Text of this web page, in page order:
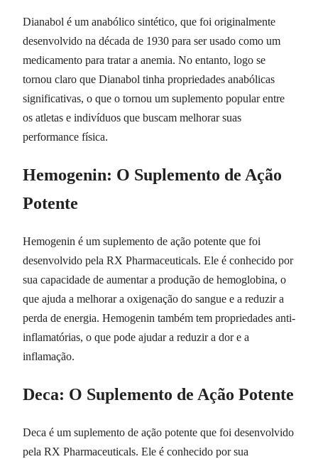
Dianabol é um anabólico sintético, que foi originalmente
desenvolvido na década de 1930 para ser usado como um
medicamento para tratar a anemia. No entanto, logo se
tornou claro que Dianabol tinha propriedades anabólicas
significativas, o que o tornou um suplemento popular entre
os atletas e indivíduos que buscam melhorar suas
performance física.
Hemogenin: O Suplemento de Ação
Potente
Hemogenin é um suplemento de ação potente que foi
desenvolvido pela RX Pharmaceuticals. Ele é conhecido por
sua capacidade de aumentar a produção de hemoglobina, o
que ajuda a melhorar a oxigenação do sangue e a reduzir a
perda de energia. Hemogenin também tem propriedades anti-
inflamatórias, o que pode ajudar a reduzir a dor e a
inflamação.
Deca: O Suplemento de Ação Potente
Deca é um suplemento de ação potente que foi desenvolvido
pela RX Pharmaceuticals. Ele é conhecido por sua